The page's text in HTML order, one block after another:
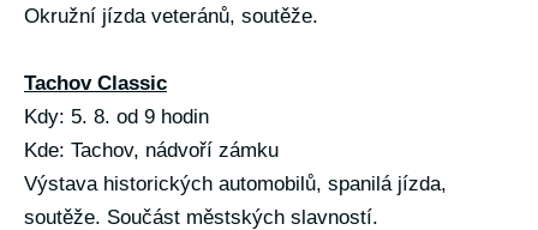
Okružní jízda veteránů, soutěže.
Tachov Classic
Kdy: 5. 8. od 9 hodin
Kde: Tachov, nádvoří zámku
Výstava historických automobilů, spanilá jízda,
soutěže. Součást městských slavností.